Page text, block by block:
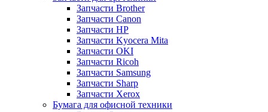
Запчасти Brother
Запчасти Canon
Запчасти HP
Запчасти Kyocera Mita
Запчасти OKI
Запчасти Ricoh
Запчасти Samsung
Запчасти Sharp
Запчасти Xerox
Бумага для офисной техники